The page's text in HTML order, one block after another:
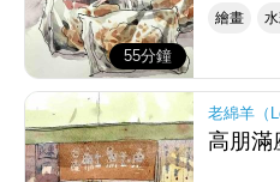
55分鐘
繪畫
老綿羊（
高朋滿